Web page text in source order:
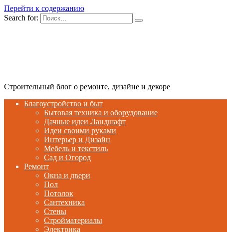
Перейти к содержанию
Search for:
Строительный блог о ремонте, дизайне и декоре
Благоустройство и быт
Бытовая техника и оборудование
Дачные идеи Ландшафт
Идеи своими руками
Интерьер и Дизайн
Мебель и текстиль
Сад и Огород
Ремонт
Окна и двери
Пол
Потолок
Сантехника
Стены
Стройматериалы
Электрика